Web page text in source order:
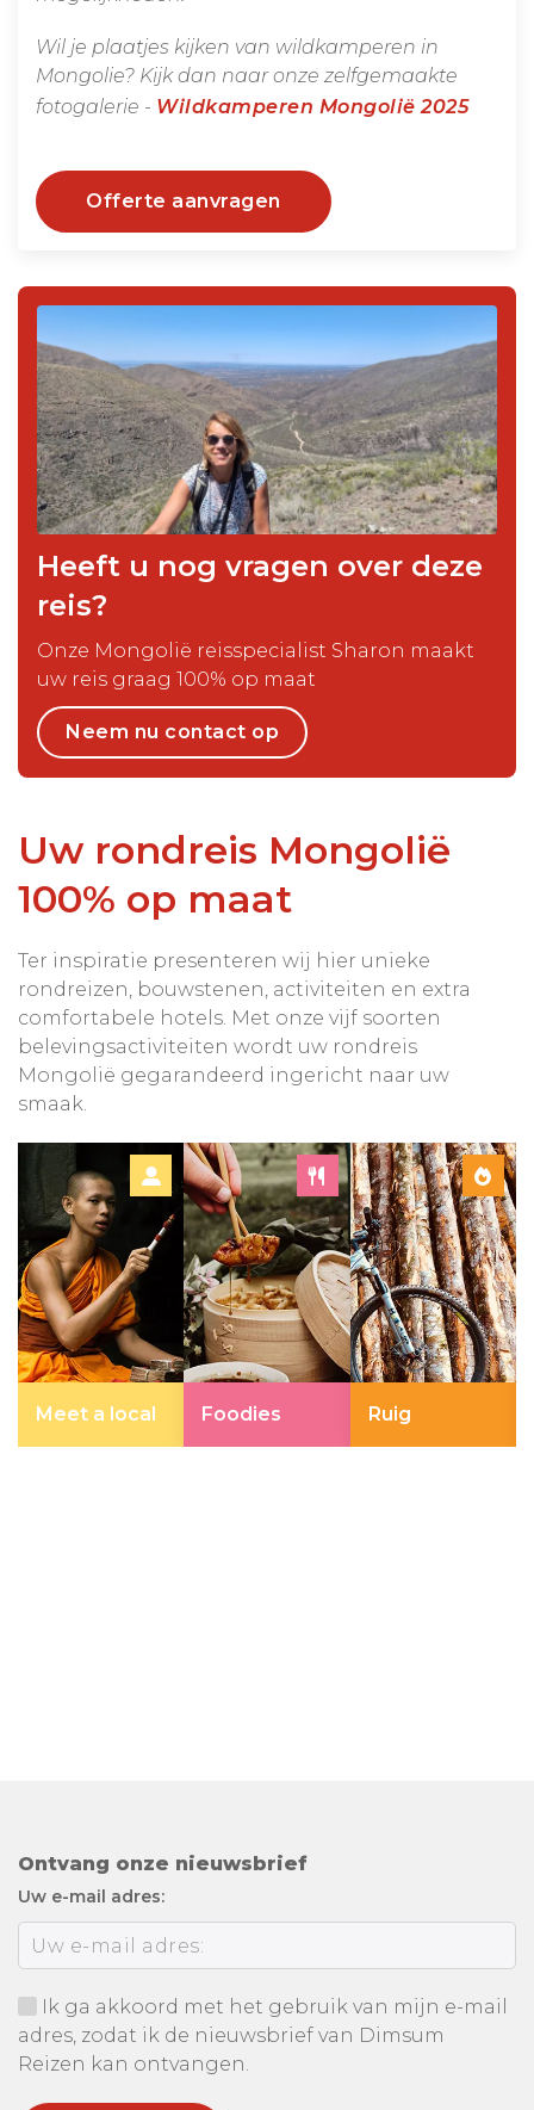
Wil je plaatjes kijken van wildkamperen in
Mongolie? Kijk dan naar onze zelfgemaakte
fotogalerie - Wildkamperen Mongolië 2025
Offerte aanvragen
Heeft u nog vragen over deze
reis?
Onze Mongolië reisspecialist Sharon maakt
uw reis graag 100% op maat
Neem nu contact op
Uw rondreis Mongolië
100% op maat
Ter inspiratie presenteren wij hier unieke
rondreizen, bouwstenen, activiteiten en extra
comfortabele hotels. Met onze vijf soorten
belevingsactiviteiten wordt uw rondreis
Mongolië gegarandeerd ingericht naar uw
smaak.
Meet a local Foodies Ruig
Ontvang onze nieuwsbrief
Uw e-mail adres:
Ik ga akkoord met het gebruik van mijn e-mail
adres, zodat ik de nieuwsbrief van Dimsum
Reizen kan ontvangen.